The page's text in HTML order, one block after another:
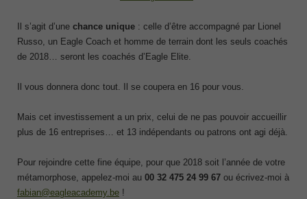
Il s’agit d’une chance unique : celle d’être accompagné par Lionel
Russo, un Eagle Coach et homme de terrain dont les seuls coachés
de 2018… seront les coachés d’Eagle Elite.
Il vous donnera donc tout. Il se coupera en 16 pour vous.
Mais cet investissement a un prix, celui de ne pas pouvoir accueillir
plus de 16 entreprises… et 13 indépendants ou patrons ont agi déjà.
Pour rejoindre cette fine équipe, pour que 2018 soit l’année de votre
métamorphose, appelez-moi au 00 32 475 24 99 67 ou écrivez-moi à
fabian@eagleacademy.be !